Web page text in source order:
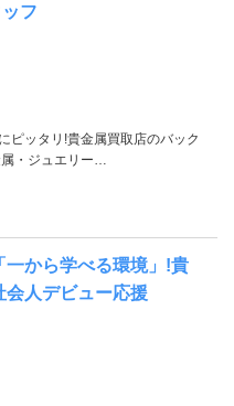
フ
ピッタリ!貴金属買取店のバック
・ジュエリー…
一から学べる環境」!貴
会人デビュー応援